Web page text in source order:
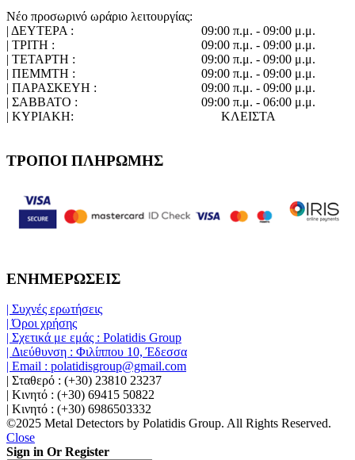
Νέο προσωρινό ωράριο λειτουργίας:
| ΔΕΥΤΕΡΑ :
09:00 π.μ. - 09:00 μ.μ.
| ΤΡΙΤΗ :
09:00 π.μ. - 09:00 μ.μ.
| ΤΕΤΑΡΤΗ :
09:00 π.μ. - 09:00 μ.μ.
| ΠΕΜΜΤΗ :
09:00 π.μ. - 09:00 μ.μ.
| ΠΑΡΑΣΚΕΥΗ :
09:00 π.μ. - 09:00 μ.μ.
| ΣΑΒΒΑΤΟ :
09:00 π.μ. - 06:00 μ.μ.
| ΚΥΡΙΑΚΗ:
ΚΛΕΙΣΤΑ
ΤΡΟΠΟΙ ΠΛΗΡΩΜΗΣ
ΕΝΗΜΕΡΩΣΕΙΣ
| Συχνές ερωτήσεις
| Όροι χρήσης
| Σχετικά με εμάς : Polatidis Group
| Διεύθυνση : Φιλίππου 10, Έδεσσα
| Email : polatidisgroup@gmail.com
| Σταθερό : (+30) 23810 23237
| Κινητό : (+30) 69415 50822
| Κινητό : (+30) 6986503332
©2025 Metal Detectors by Polatidis Group. All Rights Reserved.
Close
Sign in Or Register